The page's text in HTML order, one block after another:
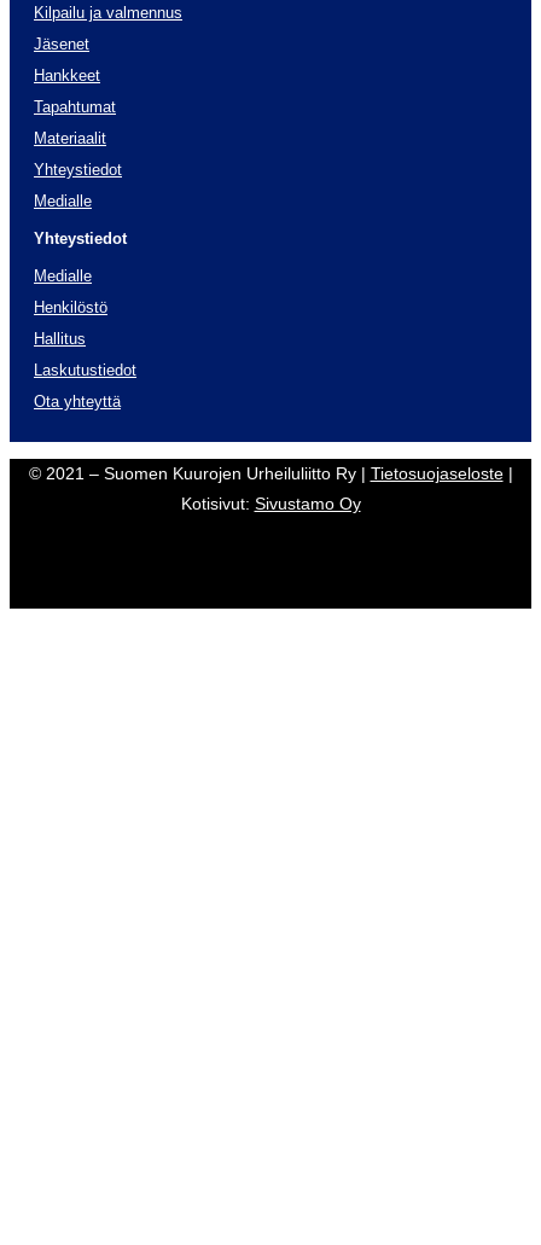
Kilpailu ja valmennus
Jäsenet
Hankkeet
Tapahtumat
Materiaalit
Yhteystiedot
Medialle
Yhteystiedot
Medialle
Henkilöstö
Hallitus
Laskutustiedot
Ota yhteyttä
© 2021 – Suomen Kuurojen Urheiluliitto Ry | Tietosuojaseloste|
Kotisivut: Sivustamo Oy